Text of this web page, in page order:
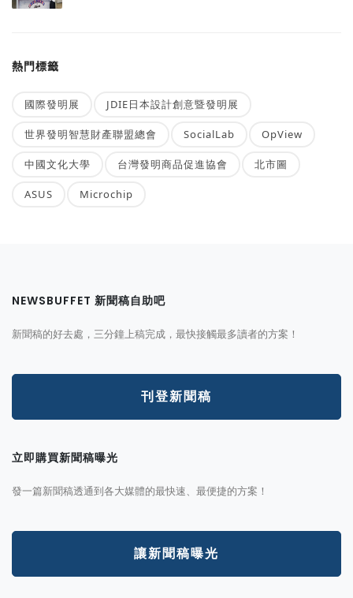
熱門標籤
國際發明展 JDIE日本設計創意暨發明展
世界發明智慧財產聯盟總會 SocialLab OpView
中國文化大學 台灣發明商品促進協會 北市圖
ASUS Microchip
NEWSBUFFET 新聞稿自助吧
新聞稿的好去處，三分鐘上稿完成，最快接觸最多讀者的方案！
刊登新聞稿
立即購買新聞稿曝光
發一篇新聞稿透通到各大媒體的最快速、最便捷的方案！
讓新聞稿曝光